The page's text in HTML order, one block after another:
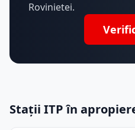
Rovinietei.
Stații ITP în